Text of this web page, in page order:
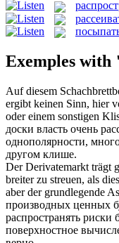
Exemples with
Auf diesem
ergibt keinen Sinn, hier
oder einem sonstigen
доски власть очень
однополярности,
другом клише.
Der Derivatemarkt trägt
breiter zu streuen, als
aber der grundlegende
производных ценных
распространять риски
поверхностное